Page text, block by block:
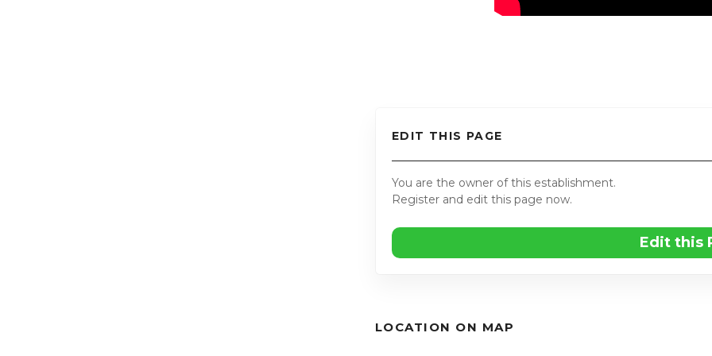
EDIT THIS PAGE
You are the owner of this establishment.
Register and edit this page now.
Edit this
LOCATION ON MAP